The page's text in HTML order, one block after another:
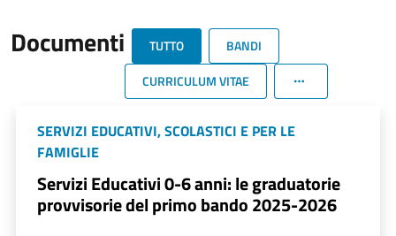
Documenti TUTTO
BANDI
CURRICULUM VITAE
SERVIZI EDUCATIVI, SCOLASTICI E PER LE
FAMIGLIE
Servizi Educativi 0-6 anni: le graduatorie
provvisorie del primo bando 2025-2026